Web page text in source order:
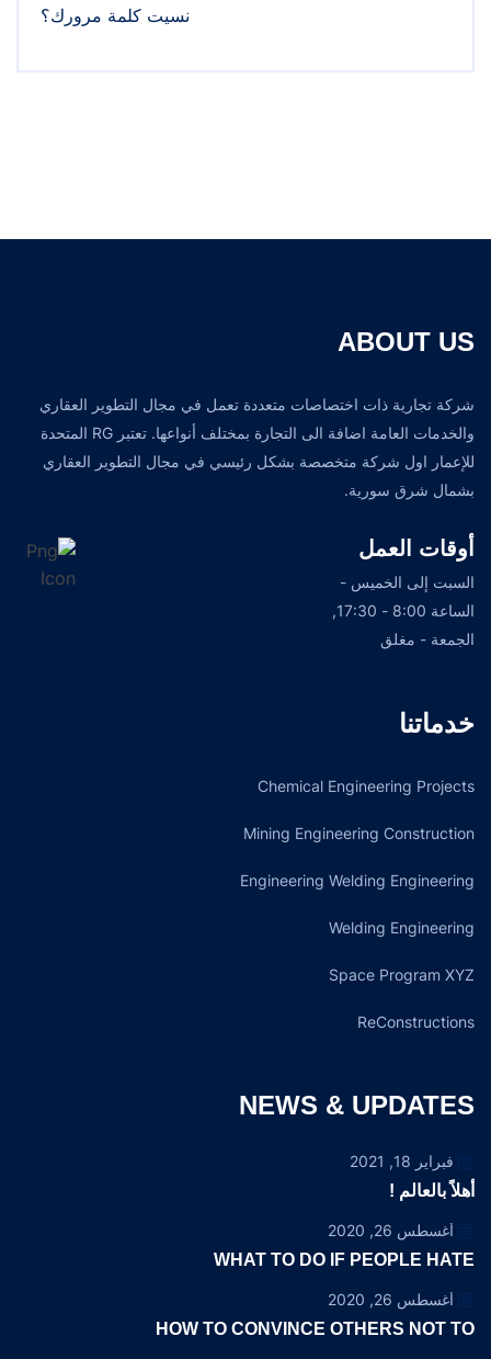
نسيت كلمة مرورك؟
ABOUT US
شركة تجارية ذات اختصاصات متعددة تعمل في مجال التطوير العقاري
والخدمات العامة اضافة الى التجارة بمختلف أنواعها. تعتبر RG المتحدة
للإعمار اول شركة متخصصة بشكل رئيسي في مجال التطوير العقاري
بشمال شرق سورية.
أوقات العمل
السبت إلى الخميس -
الساعة 8:00 - 17:30,
الجمعة - مغلق
خدماتنا
Chemical Engineering Projects
Mining Engineering Construction
Engineering Welding Engineering
Welding Engineering
Space Program XYZ
ReConstructions
NEWS & UPDATES
فبراير 18, 2021
أهلاً بالعالم !
أغسطس 26, 2020
WHAT TO DO IF PEOPLE HATE
أغسطس 26, 2020
HOW TO CONVINCE OTHERS NOT TO